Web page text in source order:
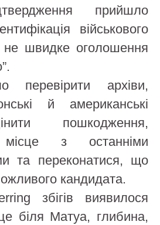
прийшло
військового
швидке оголошення
перевірити архіви,
й американські
пошкодження,
місце з останніми
та переконатися, що
кандидата.
збігів виявилося
біля Матуа, глибина,